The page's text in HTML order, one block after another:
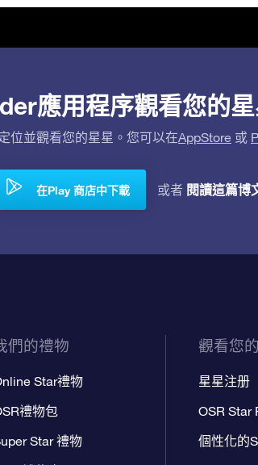
應用程序觀看您的星
位並觀看您的星星。您可以在AppStore 或
在Play 商店中下載 或者 閱讀這篇博
們的禮物
Star禮物
禮物包
Star 禮物
觀看您
星星注册
OSR Star
個性化的